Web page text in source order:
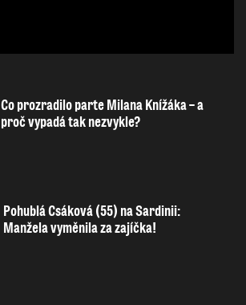
Co prozradilo parte Milana Knížáka – a
proč vypadá tak nezvykle?
Pohublá Csáková (55) na Sardinii:
Manžela vyměnila za zajíčka!